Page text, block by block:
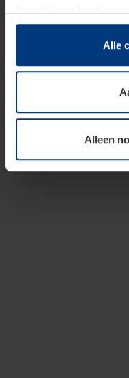
hun diensten hebben
Juridisch hebben wij
van deze pagina's
soorten cookies is uw
toestemming kunt u
wijzigen of herroepen.
Alle
Alleen